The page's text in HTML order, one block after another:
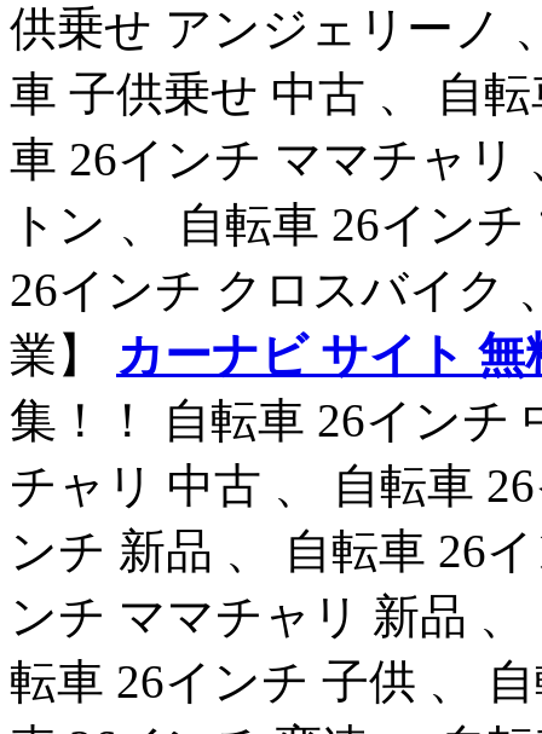
供乗せ アンジェリーノ
車 子供乗せ 中古 、 自
車 26インチ ママチャリ
トン 、 自転車 26イン
26インチ クロスバイク
業】
カーナビ サイト 無
集！！ 自転車 26インチ
チャリ 中古 、 自転車
ンチ 新品 、 自転車 26
ンチ ママチャリ 新品
転車 26インチ 子供 、